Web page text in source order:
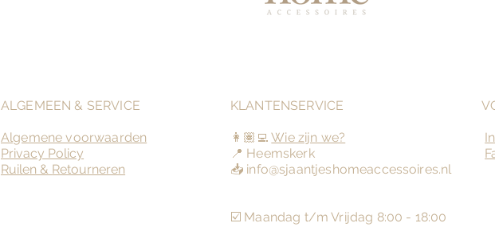
KLANTENSERVICE
👩🏽‍💻Wie zijn we?
📍 Heemskerk
📥 info@sjaantjeshomeaccessoires.nl
☑️ Maandag t/m Vrijdag 8:00 - 18:00
ALGEMEEN & SERVICE
Algemene voorwaarden
Privacy Policy
Ruilen & Retourneren